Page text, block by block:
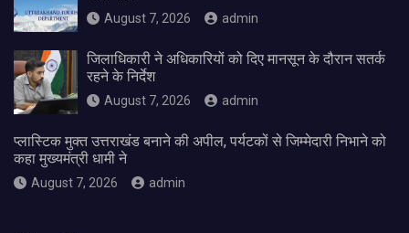
August 7, 2026 admin
जिलाधिकारी ने अधिकारियों को दिए मानसून के दौरान सतर्क
रहने के निर्देश
August 7, 2026 admin
प्लास्टिक मुक्त उत्तराखंड बनाने की अपील, पर्यटकों से जिम्मेदारी निभाने को
कहा मुख्यमंत्री धामी ने
August 7, 2026 admin